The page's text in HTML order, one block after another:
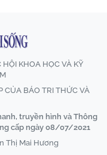
HỘI KHOA HỌC VÀ KỸ
CỦA BÁO TRI THỨC VÀ
truyền hình và Thông
cấp ngày 08/07/2021
Thị Mai Hương